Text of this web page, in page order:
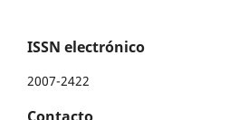
ISSN electrónico
2007-2422